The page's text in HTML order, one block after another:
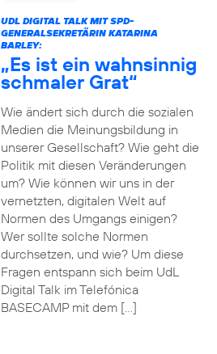
UDL DIGITAL TALK MIT SPD-
GENERALSEKRETÄRIN KATARINA
BARLEY:
„Es ist ein wahnsinnig
schmaler Grat“
Wie ändert sich durch die sozialen
Medien die Meinungsbildung in
unserer Gesellschaft? Wie geht die
Politik mit diesen Veränderungen
um? Wie können wir uns in der
vernetzten, digitalen Welt auf
Normen des Umgangs einigen?
Wer sollte solche Normen
durchsetzen, und wie? Um diese
Fragen entspann sich beim UdL
Digital Talk im Telefónica
BASECAMP mit dem […]